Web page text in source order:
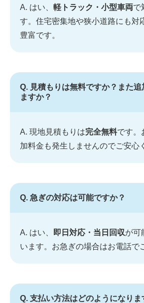
A. はい、 軽トラック・小型車両で
す。住宅密集地や狭小道路にも対
豊富です。
Q. 見積もりは無料ですか？また追
ますか？
A. 現地見積もりは完全無料です。
加料金も発生しませんのでご安心
Q. 急ぎの対応は可能ですか？
A. はい、 即日対応・当日回収が可
います。お急ぎの場合はお電話で
Q. 支払い方法はどのようになりま